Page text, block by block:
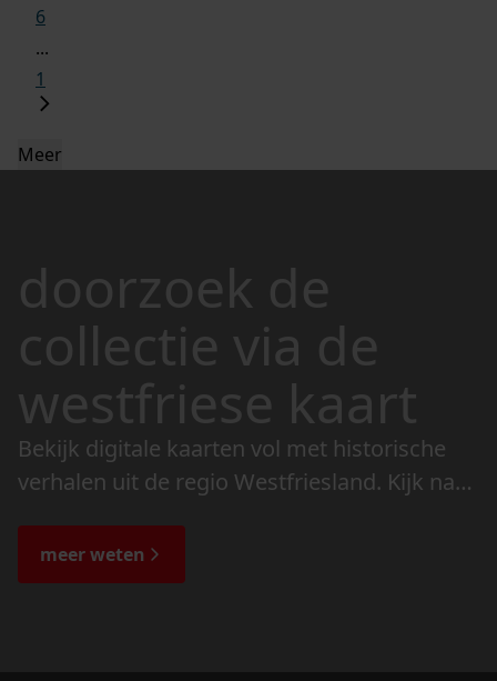
6
...
1
Meer
doorzoek de
collectie via de
westfriese kaart
Bekijk digitale kaarten vol met historische
verhalen uit de regio Westfriesland. Kijk naar
de bijzondere verhalen.
meer weten